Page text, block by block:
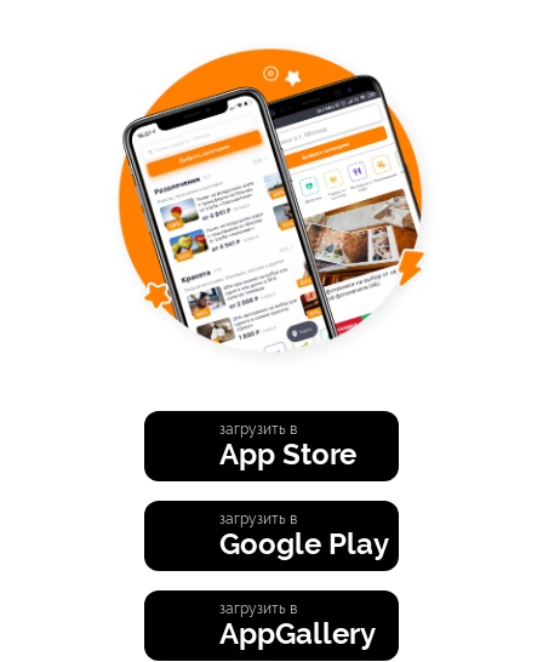
загрузить в
App Store
загрузить в
Google Play
загрузить в
AppGallery